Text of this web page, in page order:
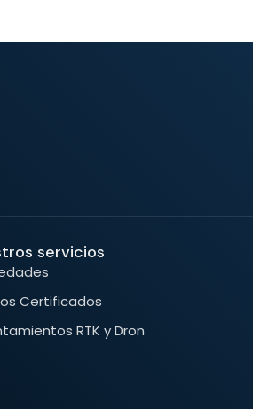
servicios
Certificados
RTK y Dron